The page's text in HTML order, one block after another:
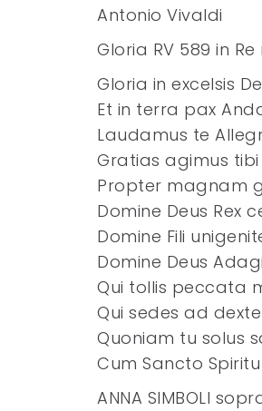
Antonio Vivaldi
Gloria RV 589 in
Gloria in excelsis
Et in terra pax
Laudamus te
Gratias agimus
Propter magnam
Domine Deus Rex
Domine Fili
Domine Deus
Qui tollis peccata
Qui sedes ad
Quoniam tu solus
Cum Sancto
ANNA SIMBOLI